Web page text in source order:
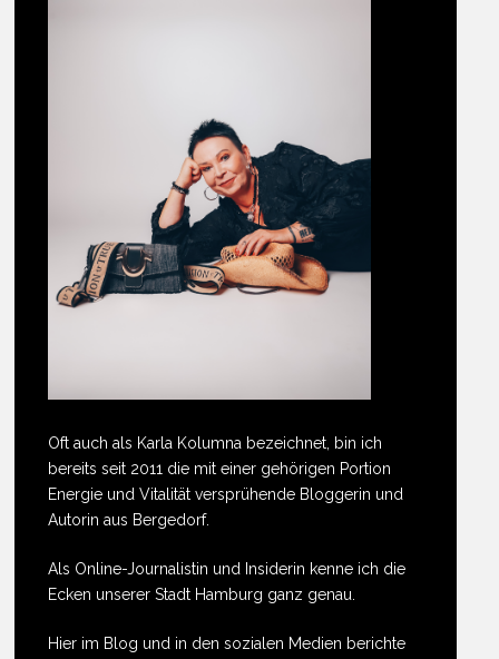
Oft auch als Karla Kolumna bezeichnet, bin ich
bereits seit 2011 die mit einer gehörigen Portion
Energie und Vitalität versprühende Bloggerin und
Autorin aus Bergedorf.
Als Online-Journalistin und Insiderin kenne ich die
Ecken unserer Stadt Hamburg ganz genau.
Hier im Blog und in den sozialen Medien berichte